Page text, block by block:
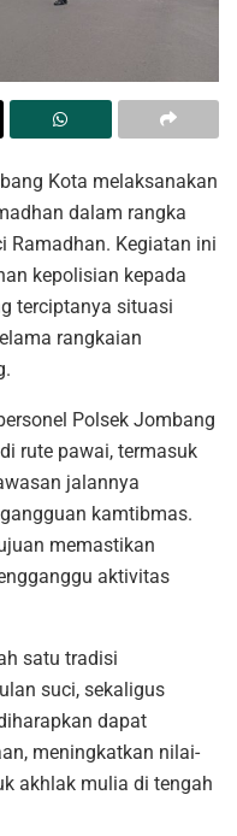
Kota melaksanakan
dalam rangka
Ramadhan. Kegiatan ini
kepolisian kepada
terciptanya situasi
rangkaian
Polsek Jombang
rute pawai, termasuk
jalannya
kamtibmas.
memastikan
aktivitas
satu tradisi
suci, sekaligus
dapat
meningkatkan nilai-
akhlak mulia di tengah